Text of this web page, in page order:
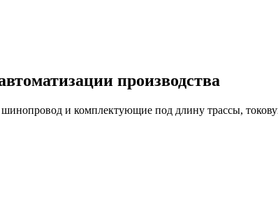
производства
и комплектующие под длину трассы,